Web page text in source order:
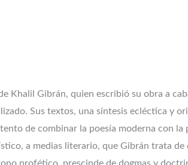
Khalil Gibrán, quien escribió su obra a
Sus textos, una síntesis ecléctica y
de combinar la poesía moderna con la
a medias literario, que Gibrán trata de